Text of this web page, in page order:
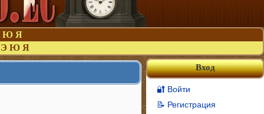
Ю Я
Э Ю Я
Вход
🔐 Войти
📝 Регистрация